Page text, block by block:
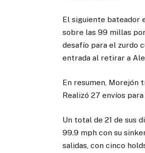
El siguiente bateador
sobre las 99 millas
desafío para el zurdo
entrada al retirar a
En resumen, Morejón
Realizó 27 envíos
Un total de 21 de sus
99.9 mph con su
salidas, con cinco